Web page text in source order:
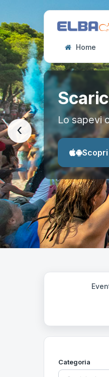
Home
Lo sapevi
‹
Categoria